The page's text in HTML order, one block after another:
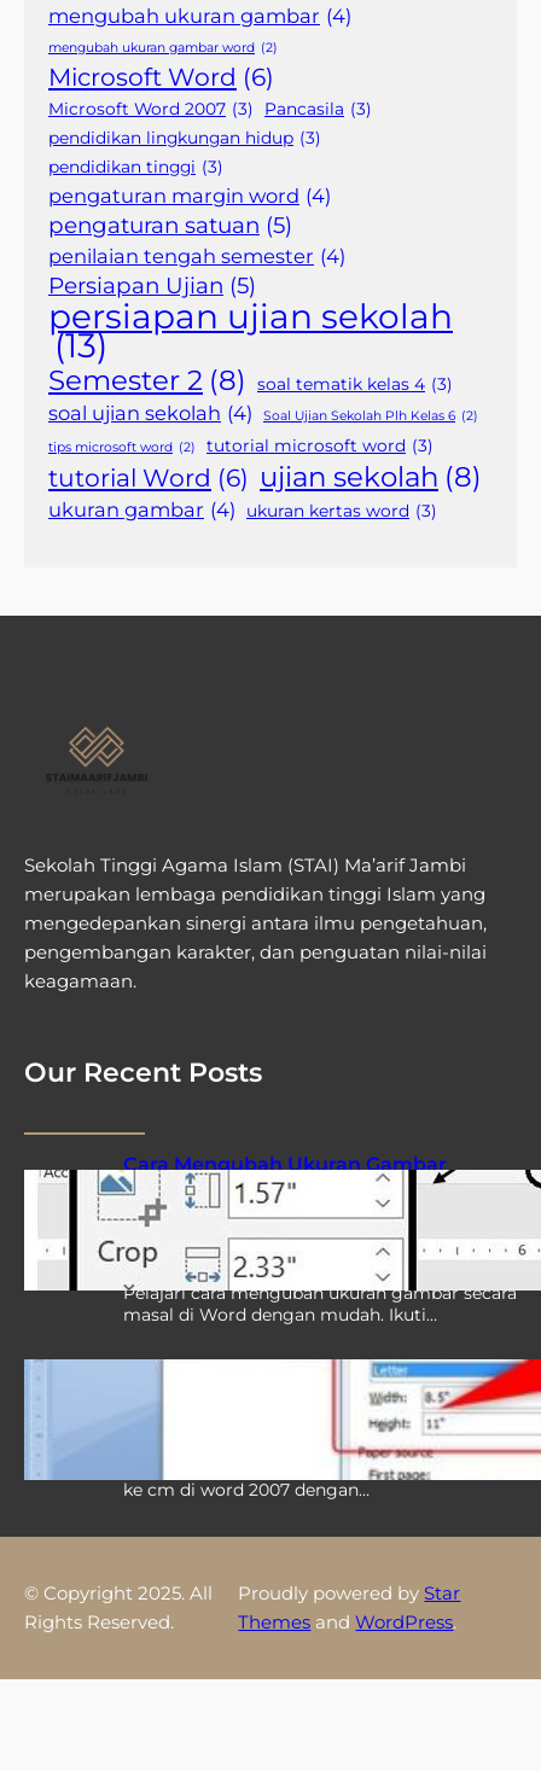
mengubah ukuran gambar (4)
mengubah ukuran gambar word (2)
Microsoft Word (6)
Microsoft Word 2007 (3) Pancasila (3)
pendidikan lingkungan hidup (3)
pendidikan tinggi (3)
pengaturan margin word (4)
pengaturan satuan (5)
penilaian tengah semester (4)
Persiapan Ujian (5)
persiapan ujian sekolah
(13)
Semester 2 (8) soal tematik kelas 4 (3)
soal ujian sekolah (4) Soal Ujian Sekolah Plh Kelas 6 (2)
tips microsoft word (2) tutorial microsoft word (3)
tutorial Word (6) ujian sekolah (8)
ukuran gambar (4) ukuran kertas word (3)
Sekolah Tinggi Agama Islam (STAI) Ma’arif Jambi
merupakan lembaga pendidikan tinggi Islam yang
mengedepankan sinergi antara ilmu pengetahuan,
pengembangan karakter, dan penguatan nilai-nilai
keagamaan.
Our Recent Posts
Cara Mengubah Ukuran Gambar
Secara Masal di Word Ternyata
Semudah Ini, Wajib Tahu Agar Hemat
Waktu
Pelajari cara mengubah ukuran gambar secara
masal di Word dengan mudah. Ikuti…
Ternyata Semudah Ini Cara Mengubah
Ukuran Inchi ke Cm di Word 2007, 3
Langkah Praktis Tanpa Ribet
Panduan lengkap cara mengubah ukuran inchi
ke cm di word 2007 dengan…
© Copyright 2025. All
Rights Reserved.
Proudly powered by Star
Themes andWordPress.